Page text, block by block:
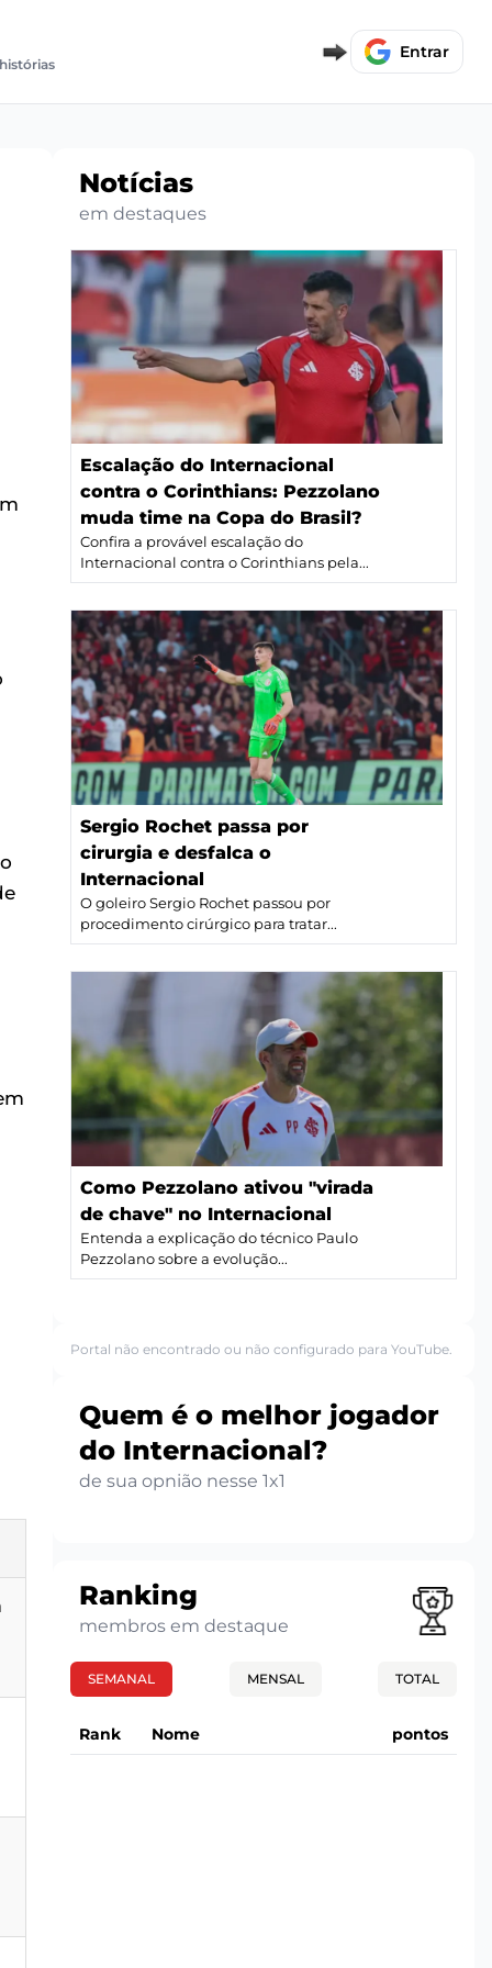
Entrar
Notícias
em destaques
Escalação do Internacional
contra o Corinthians: Pezzolano
muda time na Copa do Brasil?
Confira a provável escalação do
Internacional contra o Corinthians pela...
Sergio Rochet passa por
cirurgia e desfalca o
Internacional
O goleiro Sergio Rochet passou por
procedimento cirúrgico para tratar...
Como Pezzolano ativou "virada
de chave" no Internacional
Entenda a explicação do técnico Paulo
Pezzolano sobre a evolução...
Portal não encontrado ou não configurado para YouTube.
Quem é o melhor jogador
do Internacional?
de sua opnião nesse 1x1
Ranking
membros em destaque
SEMANAL MENSAL TOTAL
Rank Nome pontos